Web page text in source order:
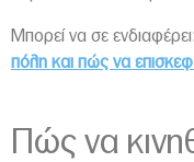
Μπορεί να σε ενδιαφέρει:
πόλη και πώς να
Πώς να